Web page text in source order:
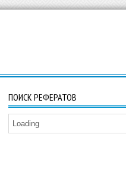
ПОИСК РЕФЕРАТОВ
Loading